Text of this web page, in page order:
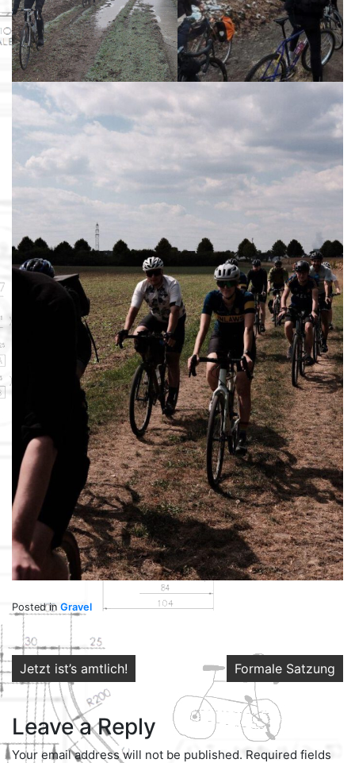
Posted in Gravel
Post
navigation
Jetzt ist’s amtlich! Formale Satzung
Leave a Reply
Your email address will not be published. Required fields